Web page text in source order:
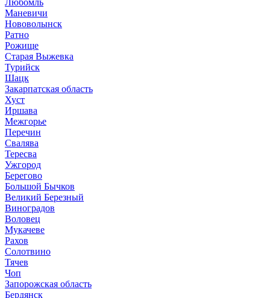
Любомль
Маневичи
Нововолынск
Ратно
Рожище
Старая Выжевка
Турийск
Шацк
Закарпатская область
Хуст
Иршава
Межгорье
Перечин
Свалява
Тересва
Ужгород
Берегово
Большой Бычков
Великий Березный
Виноградов
Воловец
Мукачеве
Рахов
Солотвино
Тячев
Чоп
Запорожская область
Бердянск